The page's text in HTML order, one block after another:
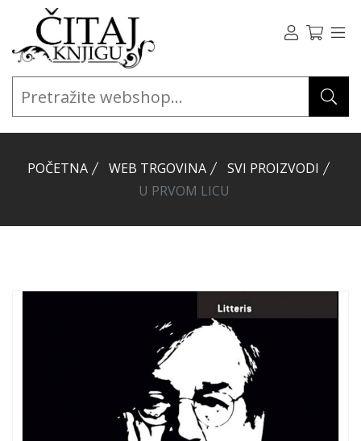
POČETNA WEB TRGOVINA
SVI PROIZVODI
U PRVOM LICU